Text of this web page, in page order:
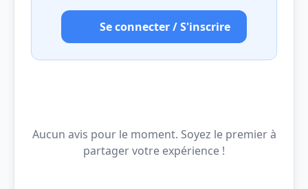
Se connecter / S'inscrire
Aucun avis pour le moment. Soyez le premier à
partager votre expérience !